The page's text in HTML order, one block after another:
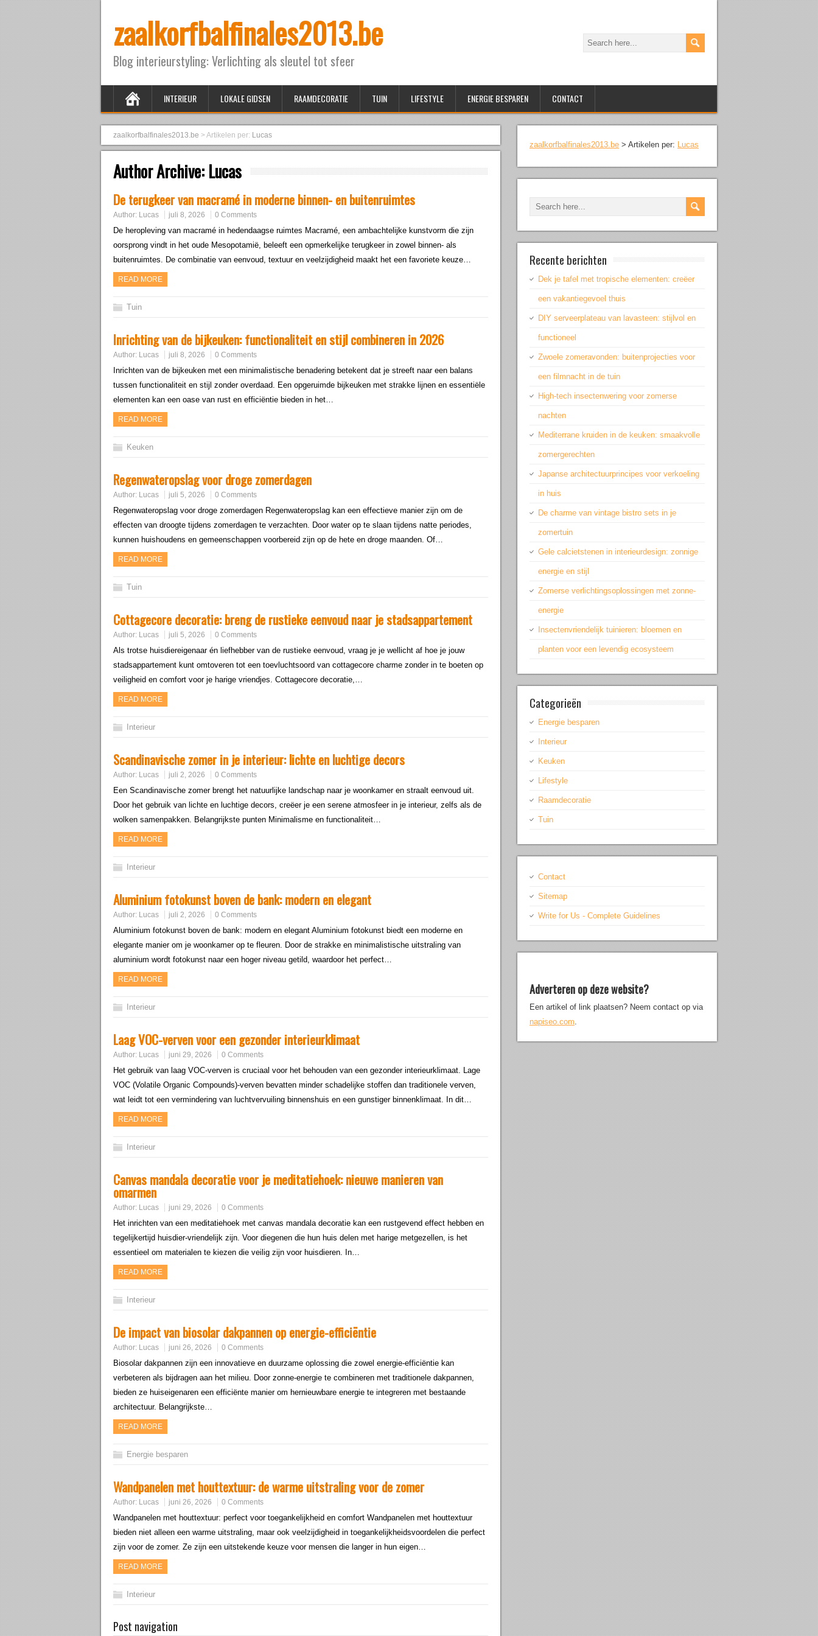
zaalkorfbalfinales2013.be
Blog interieurstyling: Verlichting als sleutel tot sfeer
INTERIEUR LOKALE GIDSEN RAAMDECORATIE TUIN LIFESTYLE ENERGIE BESPAREN CONTACT
zaalkorfbalfinales2013.be >Artikelen per: Lucas
Author Archive: Lucas
De terugkeer van macramé in moderne binnen- en buitenruimtes
Author: Lucas juli 8, 2026 0 Comments
De heropleving van macramé in hedendaagse ruimtes Macramé, een ambachtelijke kunstvorm die zijn
oorsprong vindt in het oude Mesopotamië, beleeft een opmerkelijke terugkeer in zowel binnen- als
buitenruimtes. De combinatie van eenvoud, textuur en veelzijdigheid maakt het een favoriete keuze…
READ MORE
Tuin
Inrichting van de bijkeuken: functionaliteit en stijl combineren in 2026
Author: Lucas juli 8, 2026 0 Comments
Inrichten van de bijkeuken met een minimalistische benadering betekent dat je streeft naar een balans
tussen functionaliteit en stijl zonder overdaad. Een opgeruimde bijkeuken met strakke lijnen en essentiële
elementen kan een oase van rust en efficiëntie bieden in het…
READ MORE
Keuken
Regenwateropslag voor droge zomerdagen
Author: Lucas juli 5, 2026 0 Comments
Regenwateropslag voor droge zomerdagen Regenwateropslag kan een effectieve manier zijn om de
effecten van droogte tijdens zomerdagen te verzachten. Door water op te slaan tijdens natte periodes,
kunnen huishoudens en gemeenschappen voorbereid zijn op de hete en droge maanden. Of…
READ MORE
Tuin
Cottagecore decoratie: breng de rustieke eenvoud naar je stadsappartement
Author: Lucas juli 5, 2026 0 Comments
Als trotse huisdiereigenaar én liefhebber van de rustieke eenvoud, vraag je je wellicht af hoe je jouw
stadsappartement kunt omtoveren tot een toevluchtsoord van cottagecore charme zonder in te boeten op
veiligheid en comfort voor je harige vriendjes. Cottagecore decoratie,…
READ MORE
Interieur
Scandinavische zomer in je interieur: lichte en luchtige decors
Author: Lucas juli 2, 2026 0 Comments
Een Scandinavische zomer brengt het natuurlijke landschap naar je woonkamer en straalt eenvoud uit.
Door het gebruik van lichte en luchtige decors, creëer je een serene atmosfeer in je interieur, zelfs als de
wolken samenpakken. Belangrijkste punten Minimalisme en functionaliteit…
READ MORE
Interieur
Aluminium fotokunst boven de bank: modern en elegant
Author: Lucas juli 2, 2026 0 Comments
Aluminium fotokunst boven de bank: modern en elegant Aluminium fotokunst biedt een moderne en
elegante manier om je woonkamer op te fleuren. Door de strakke en minimalistische uitstraling van
aluminium wordt fotokunst naar een hoger niveau getild, waardoor het perfect…
READ MORE
Interieur
Laag VOC-verven voor een gezonder interieurklimaat
Author: Lucas juni 29, 2026 0 Comments
Het gebruik van laag VOC-verven is cruciaal voor het behouden van een gezonder interieurklimaat. Lage
VOC (Volatile Organic Compounds)-verven bevatten minder schadelijke stoffen dan traditionele verven,
wat leidt tot een vermindering van luchtvervuiling binnenshuis en een gunstiger binnenklimaat. In dit…
READ MORE
Interieur
Canvas mandala decoratie voor je meditatiehoek: nieuwe manieren van
omarmen
Author: Lucas juni 29, 2026 0 Comments
Het inrichten van een meditatiehoek met canvas mandala decoratie kan een rustgevend effect hebben en
tegelijkertijd huisdier-vriendelijk zijn. Voor diegenen die hun huis delen met harige metgezellen, is het
essentieel om materialen te kiezen die veilig zijn voor huisdieren. In…
READ MORE
Interieur
De impact van biosolar dakpannen op energie-efficiëntie
Author: Lucas juni 26, 2026 0 Comments
Biosolar dakpannen zijn een innovatieve en duurzame oplossing die zowel energie-efficiëntie kan
verbeteren als bijdragen aan het milieu. Door zonne-energie te combineren met traditionele dakpannen,
bieden ze huiseigenaren een efficiënte manier om hernieuwbare energie te integreren met bestaande
architectuur. Belangrijkste…
READ MORE
Energie besparen
Wandpanelen met houttextuur: de warme uitstraling voor de zomer
Author: Lucas juni 26, 2026 0 Comments
Wandpanelen met houttextuur: perfect voor toegankelijkheid en comfort Wandpanelen met houttextuur
bieden niet alleen een warme uitstraling, maar ook veelzijdigheid in toegankelijkheidsvoordelen die perfect
zijn voor de zomer. Ze zijn een uitstekende keuze voor mensen die langer in hun eigen…
READ MORE
Interieur
Post navigation
zaalkorfbalfinales2013.be > Artikelen per: Lucas
Recente berichten
Dek je tafel met tropische elementen: creëer
een vakantiegevoel thuis
DIY serveerplateau van lavasteen: stijlvol en
functioneel
Zwoele zomeravonden: buitenprojecties voor
een filmnacht in de tuin
High-tech insectenwering voor zomerse
nachten
Mediterrane kruiden in de keuken: smaakvolle
zomergerechten
Japanse architectuurprincipes voor verkoeling
in huis
De charme van vintage bistro sets in je
zomertuin
Gele calcietstenen in interieurdesign: zonnige
energie en stijl
Zomerse verlichtingsoplossingen met zonne-
energie
Insectenvriendelijk tuinieren: bloemen en
planten voor een levendig ecosysteem
Categorieën
Energie besparen
Interieur
Keuken
Lifestyle
Raamdecoratie
Tuin
Contact
Sitemap
Write for Us - Complete Guidelines
Adverteren op deze website?
Een artikel of link plaatsen? Neem contact op via
napiseo.com.